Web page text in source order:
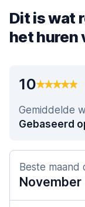
Dit is wat
het huren
10
Gemiddelde
Gebaseerd
Beste
November